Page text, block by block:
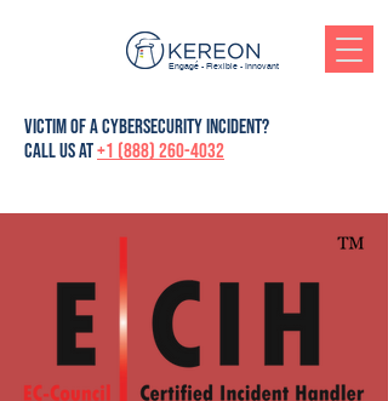
Engagé - Flexible - Innovant
victim of a cybersecurity incident?
Call us at+1 (888) 260-4032